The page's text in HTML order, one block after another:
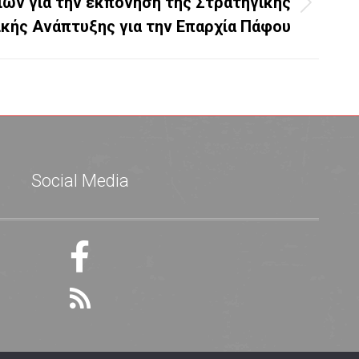
Ανάπτυξης για την Επαρχία Πάφου
Social Media